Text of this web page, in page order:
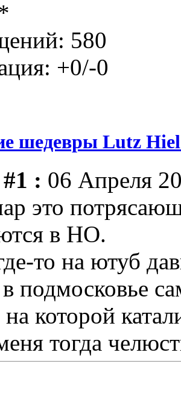
580
+0/-0
шедевры Lutz
: 06 Апреля
это
в НО.
то на ютуб
подмосковье
на которой
тогда